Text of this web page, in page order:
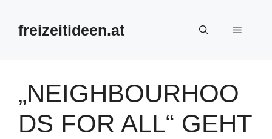
Inhalt
springenfreizeitideen.at Menü
„NEIGHBOURHOO
DS FOR ALL“ GEHT